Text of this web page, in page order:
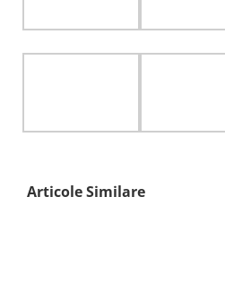
Articole Similare